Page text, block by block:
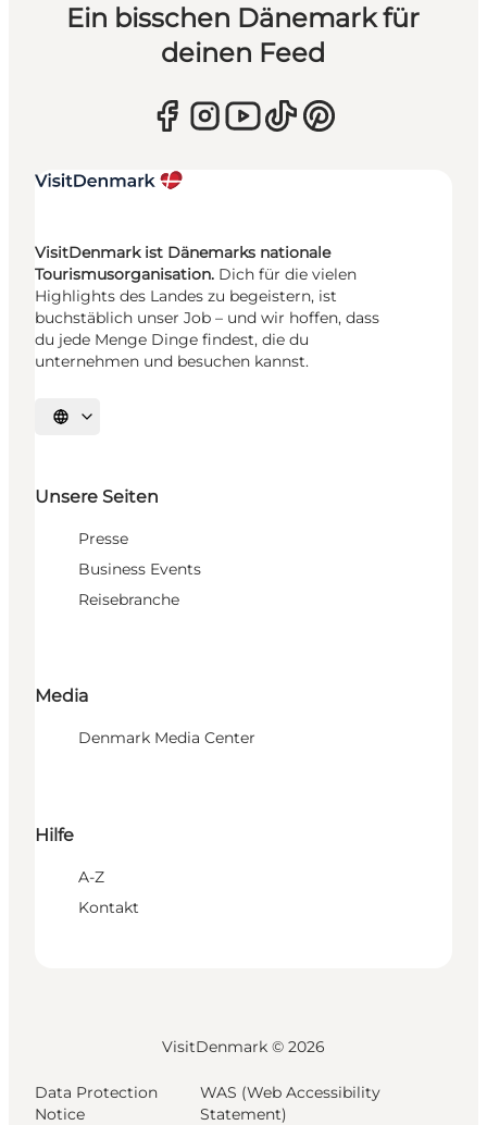
Ein bisschen Dänemark für
deinen Feed
VisitDenmark ist Dänemarks nationale
Tourismusorganisation. Dich für die vielen
Highlights des Landes zu begeistern, ist
buchstäblich unser Job – und wir hoffen, dass
du jede Menge Dinge findest, die du
unternehmen und besuchen kannst.
Sprache auswählen
Unsere Seiten
Presse
Business Events
Reisebranche
Media
Denmark Media Center
Hilfe
A-Z
Kontakt
VisitDenmark © 2026
Data Protection
Notice
WAS (Web Accessibility
Statement)